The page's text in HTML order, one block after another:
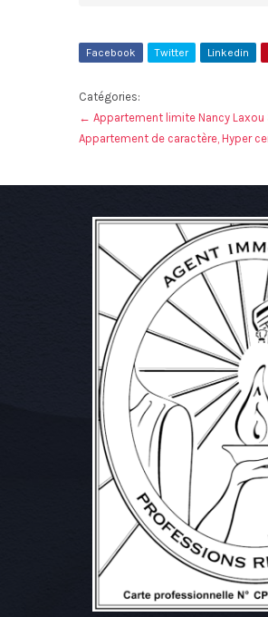
Facebook Twitter Linkedin
Catégories:
← Appartement limite Nancy
Appartement de caractère, Hyper